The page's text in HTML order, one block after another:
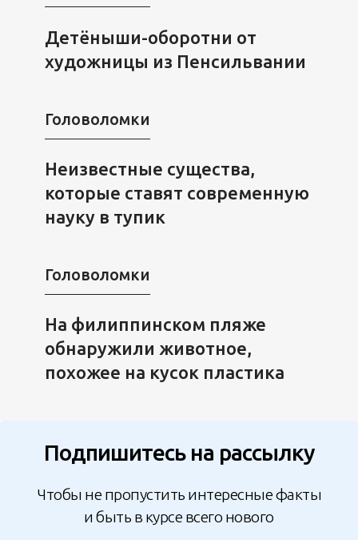
Детёныши-оборотни от
художницы из Пенсильвании
Головоломки
Неизвестные существа,
которые ставят современную
науку в тупик
Головоломки
На филиппинском пляже
обнаружили животное,
похожее на кусок пластика
Подпишитесь на рассылку
Чтобы не пропустить интересные факты
и быть в курсе всего нового